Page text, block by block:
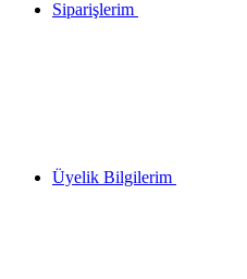
Siparişlerim
Üyelik Bilgilerim